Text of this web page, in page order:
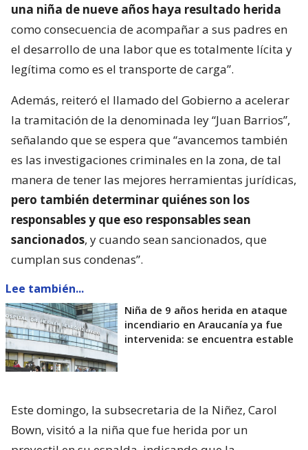
una niña de nueve años haya resultado herida
como consecuencia de acompañar a sus padres en
el desarrollo de una labor que es totalmente lícita y
legítima como es el transporte de carga”.
Además, reiteró el llamado del Gobierno a acelerar
la tramitación de la denominada ley “Juan Barrios”,
señalando que se espera que “avancemos también
es las investigaciones criminales en la zona, de tal
manera de tener las mejores herramientas jurídicas,
pero también determinar quiénes son los
responsables y que eso responsables sean
sancionados, y cuando sean sancionados, que
cumplan sus condenas”.
Lee también...
Niña de 9 años herida en ataque
incendiario en Araucanía ya fue
intervenida: se encuentra estable
Este domingo, la subsecretaria de la Niñez, Carol
Bown, visitó a la niña que fue herida por un